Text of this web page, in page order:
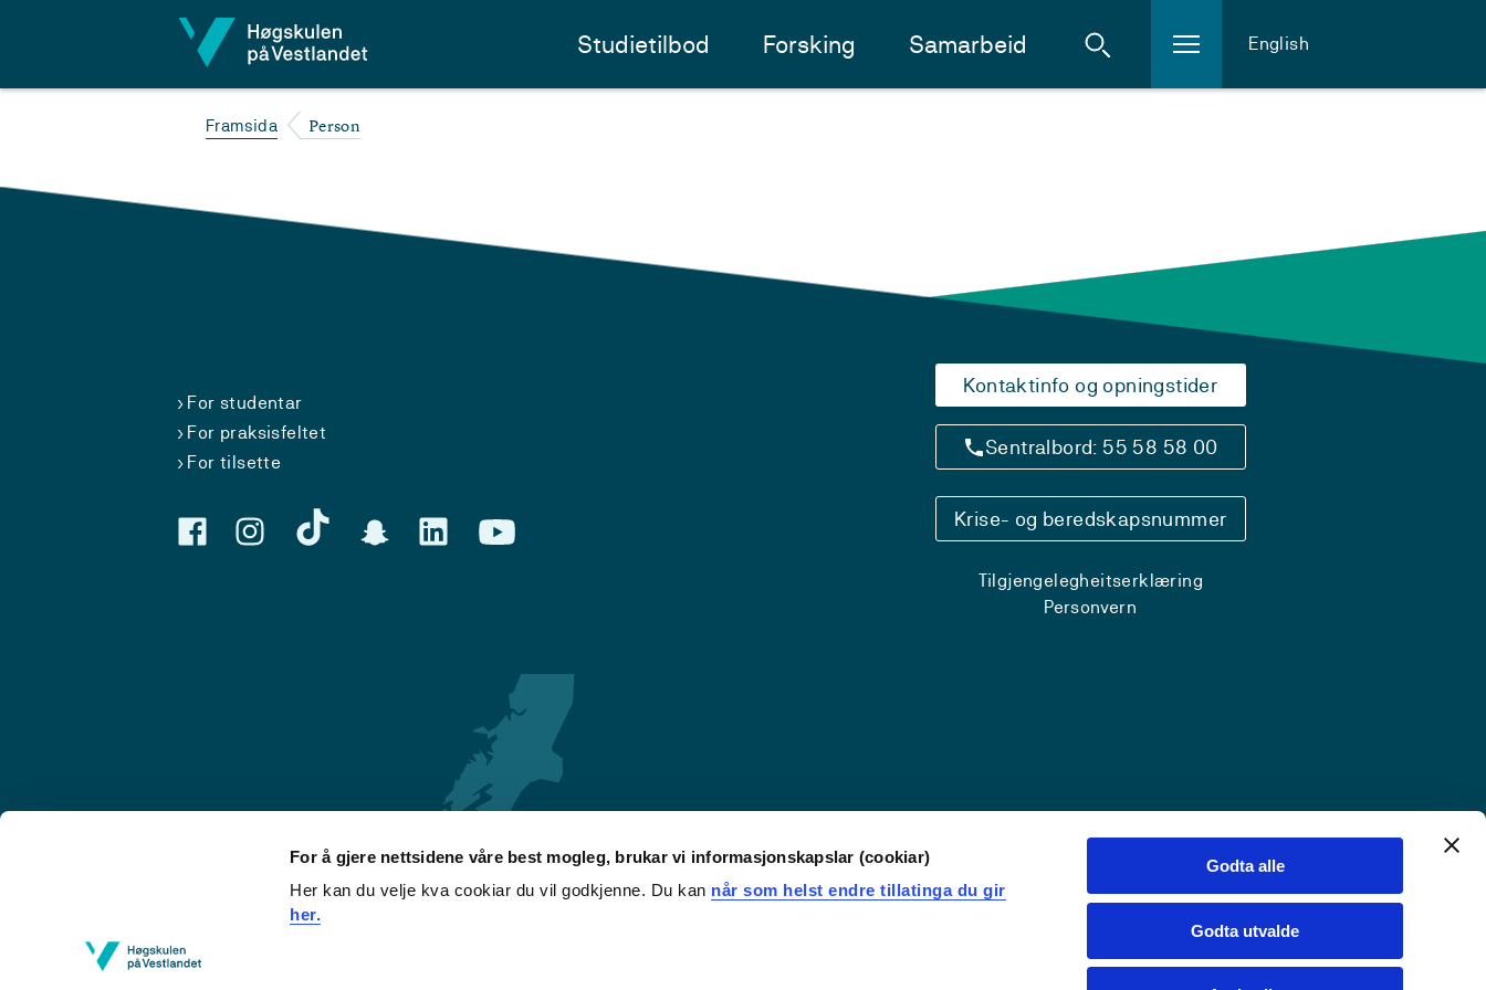
For å gjere nettsidene våre best mogleg, brukar vi informasjonskapslar (cookiar)
Her kan du velje kva cookiar du vil godkjenne. Du kan når som helst endre tillatinga du gir
her.
Godta alle
Godta utvalde
Studietilbod Forsking Samarbeid English
Framsida Person
For studentar
For praksisfeltet
For tilsette
Kontaktinfo og opningstider
Sentralbord: 55 58 58 00
Krise- og beredskapsnummer
Tilgjengelegheitserklæring
Personvern